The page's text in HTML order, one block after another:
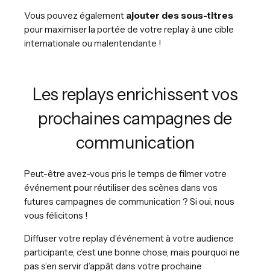
Vous pouvez également ajouter des sous-titres
pour maximiser la portée de votre replay à une cible
internationale ou malentendante !
Les replays enrichissent vos
prochaines campagnes de
communication
Peut-être avez-vous pris le temps de filmer votre
événement pour réutiliser des scènes dans vos
futures campagnes de communication ? Si oui, nous
vous félicitons !
Diffuser votre replay d’événement à votre audience
participante, c’est une bonne chose, mais pourquoi ne
pas s’en servir d’appât dans votre prochaine